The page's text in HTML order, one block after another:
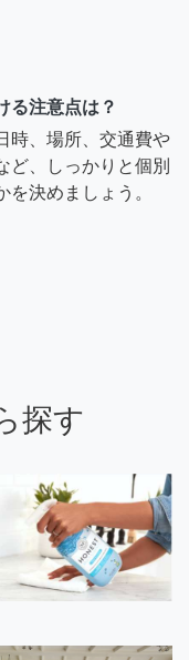
る注意点は？
時、場所、交通費や
ど、しっかりと個別
決めましょう。
探す